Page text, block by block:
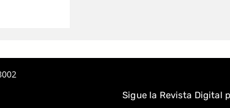
Sigue la Revista Digital